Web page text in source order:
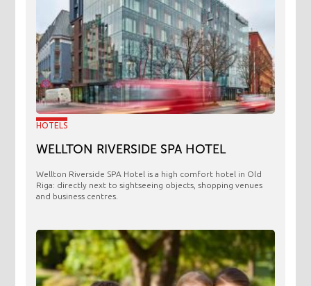
HOTELS
WELLTON RIVERSIDE SPA HOTEL
Wellton Riverside SPA Hotel is a high comfort hotel in Old
Riga: directly next to sightseeing objects, shopping venues
and business centres.